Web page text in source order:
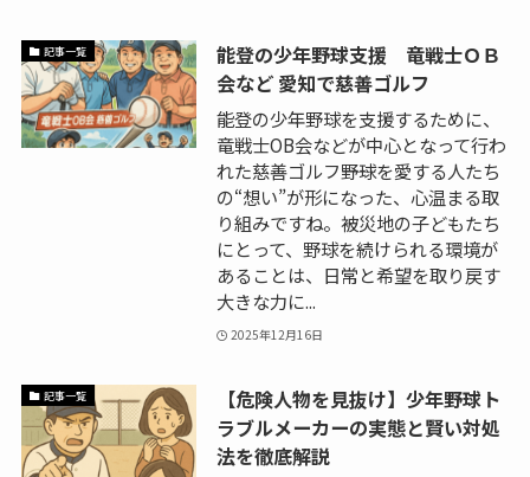
記事一覧
能登の少年野球支援 竜戦士ＯＢ
会など 愛知で慈善ゴルフ
能登の少年野球を支援するために、
竜戦士OB会などが中心となって行わ
れた慈善ゴルフ――野球を愛する人たち
の“想い”が形になった、心温まる取
り組みですね。被災地の子どもたち
にとって、野球を続けられる環境が
あることは、日常と希望を取り戻す
大きな力に...
2025年12月16日
記事一覧
【危険人物を見抜け】少年野球ト
ラブルメーカーの実態と賢い対処
法を徹底解説